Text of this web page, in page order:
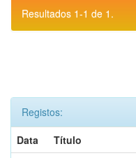
Resultados 1-1 de 1.
Registos:
Data
Título